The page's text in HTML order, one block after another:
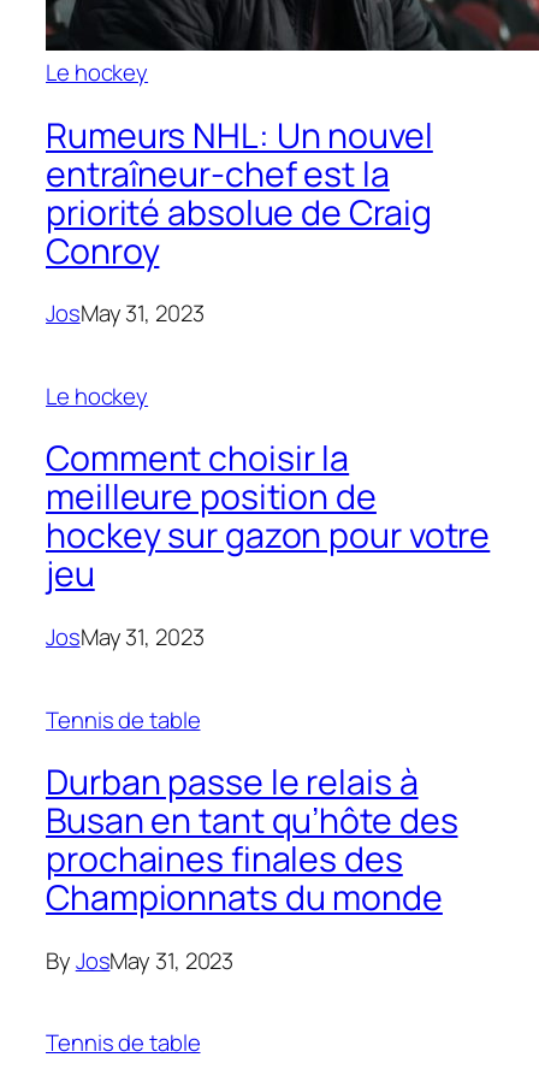
Le hockey
Rumeurs NHL: Un nouvel
entraîneur-chef est la
priorité absolue de Craig
Conroy
JosMay 31, 2023
Le hockey
Comment choisir la
meilleure position de
hockey sur gazon pour votre
jeu
JosMay 31, 2023
Tennis de table
Durban passe le relais à
Busan en tant qu’hôte des
prochaines finales des
Championnats du monde
ByJosMay 31, 2023
Tennis de table